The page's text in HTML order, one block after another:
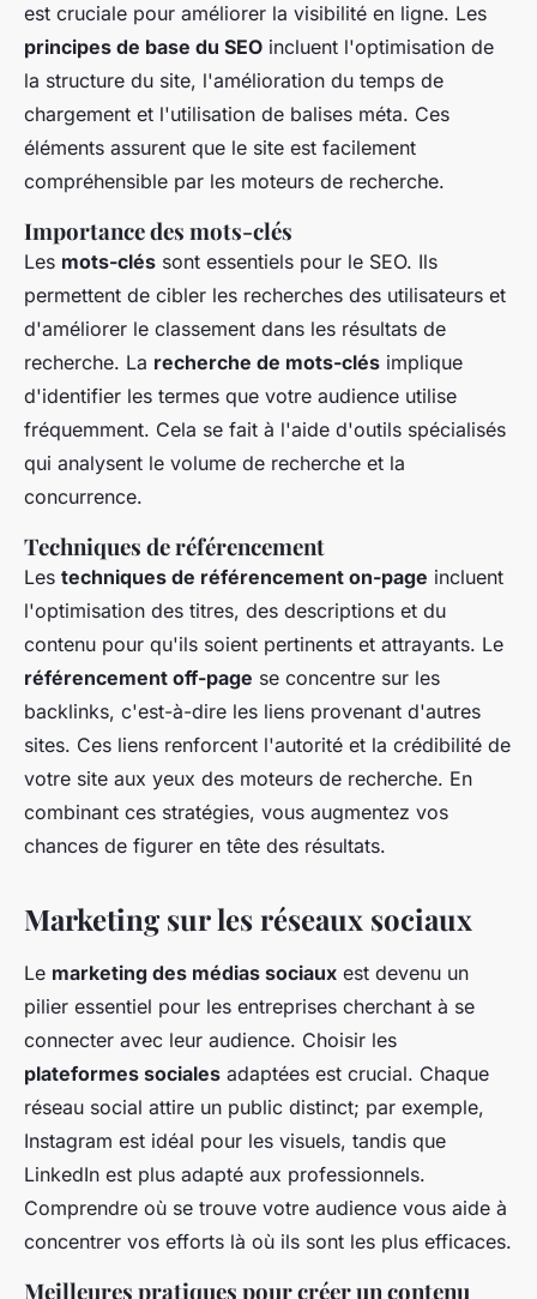
est cruciale pour améliorer la visibilité en ligne. Les
principes de base du SEO incluent l'optimisation de
la structure du site, l'amélioration du temps de
chargement et l'utilisation de balises méta. Ces
éléments assurent que le site est facilement
compréhensible par les moteurs de recherche.
Importance des mots-clés
Les mots-clés sont essentiels pour le SEO. Ils
permettent de cibler les recherches des utilisateurs et
d'améliorer le classement dans les résultats de
recherche. La recherche de mots-clés implique
d'identifier les termes que votre audience utilise
fréquemment. Cela se fait à l'aide d'outils spécialisés
qui analysent le volume de recherche et la
concurrence.
Techniques de référencement
Les techniques de référencement on-page incluent
l'optimisation des titres, des descriptions et du
contenu pour qu'ils soient pertinents et attrayants. Le
référencement off-page se concentre sur les
backlinks, c'est-à-dire les liens provenant d'autres
sites. Ces liens renforcent l'autorité et la crédibilité de
votre site aux yeux des moteurs de recherche. En
combinant ces stratégies, vous augmentez vos
chances de figurer en tête des résultats.
Marketing sur les réseaux sociaux
Le marketing des médias sociaux est devenu un
pilier essentiel pour les entreprises cherchant à se
connecter avec leur audience. Choisir les
plateformes sociales adaptées est crucial. Chaque
réseau social attire un public distinct; par exemple,
Instagram est idéal pour les visuels, tandis que
LinkedIn est plus adapté aux professionnels.
Comprendre où se trouve votre audience vous aide à
concentrer vos efforts là où ils sont les plus efficaces.
Meilleures pratiques pour créer un contenu